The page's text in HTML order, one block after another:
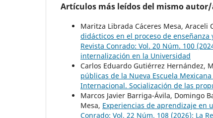
Artículos más leídos del mismo
Maritza Librada Cáceres Mesa, Araceli
didácticos en el proceso de
Revista Conrado: Vol. 20 Núm. 100
internalización en la Universidad
Carlos Eduardo Gutiérrez Hernández,
públicas de la Nueva Escuela Mexicana
Internacional. Socialización de las
Marcos Javier Barriga-Ávila, Domingo
Mesa, Experiencias de aprendizaje en
Conrado: Vol. 22 Núm. 108 (2026): La